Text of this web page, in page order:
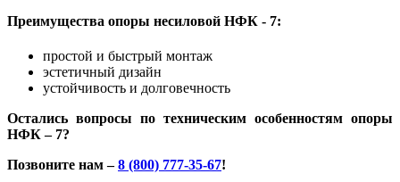
Преимущества опоры несиловой НФК - 7:
простой и быстрый монтаж
эстетичный дизайн
устойчивость и долговечность
Остались вопросы по техническим особенностям опоры
НФК – 7?
Позвоните нам –8 (800) 777-35-67!